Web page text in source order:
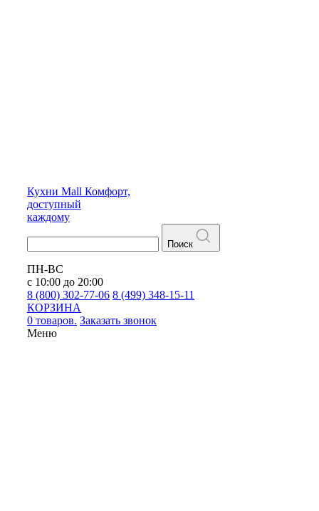
Кухни Mall Комфорт,
доступный
каждому
Поиск
ПН-ВС
с 10:00 до 20:00
8 (800) 302-77-06 8 (499) 348-15-11
КОРЗИНА
0 товаров. Заказать звонок
Меню